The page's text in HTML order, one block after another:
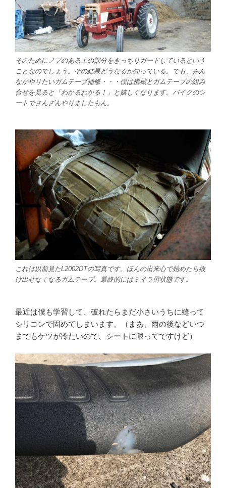
そのためにノブのある上の部分をきっちりガードしているという
ことなのでしょう。その結果どうなるか知っている。でも、みん
ながやりたいガムテープ補修・・・僕は機械とガムテープの組み
合せを見ると「わかるわかる！」と嬉しくなります。バイクのシ
ートでさんざんやりましたもん。
これは以前見たL2002DTの写真です。ほんの出来心で始めたら抜
け出せなくなるガムテープ。最終的にはミイラ男状態です。
最近は僕も学習して、破れたらまだ小さいうちに縫って
シリコンで固めてしまいます。（まあ、雨の後などいつ
までもケツが冷たいので、シートに限ってですけど）